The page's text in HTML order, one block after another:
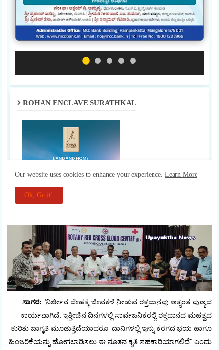
ಸಾಗರ: "ನಿರ್ಜೀವ ದೇಹಕ್ಕೆ ಜೀವಕಳೆ ನೀಡುವ ರಕ್ತದಾನವು ಅತ್ಯಂತ ಪುಣ್ಯದ
ಕಾರ್ಯವಾಗಿದೆ. ಇತ್ತೀಚಿನ ದಿನಗಳಲ್ಲಿ ಸಾರ್ವಜನಿಕರಲ್ಲಿ ರಕ್ತದಾನದ ಮಹತ್ವದ
ಕುರಿತು ಜಾಗೃತಿ ಮೂಡುತ್ತಿದೆಯಾದರೂ, ದಾನಿಗಳಲ್ಲಿ ಇನ್ನು ಕರಗದ ಭಯ ಹಾಗೂ
ಹಿಂಜರಿಕೆಯನ್ನು ಹೋಗಲಾಡಿಸಲು ಈ ನೂತನ ಕೃತಿ ಸಹಕಾರಿಯಾಗಲಿದೆ" ಎಂದು